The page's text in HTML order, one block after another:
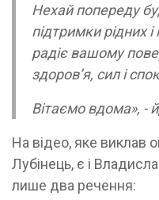
Нехай попереду
підтримки рідних
радіє вашому
здоров’я, сил і
Вітаємо вдома», -
На відео, яке
Лубінець, є і
лише два речення: